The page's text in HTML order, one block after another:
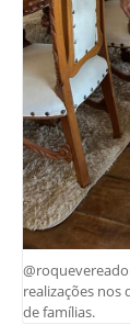
realizações
de famílias.